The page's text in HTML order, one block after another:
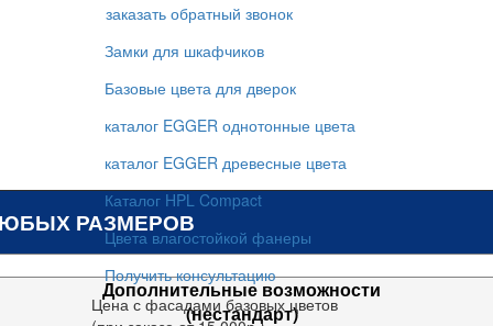
РАЗМЕРОВ
Дополнительные возможности
(нестандарт)
заказать обратный звонок
Замки для шкафчиков
Базовые цвета для дверок
каталог EGGER однотонные цвета
каталог EGGER древесные цвета
Каталог HPL Compact
Цвета влагостойкой фанеры
Получить консультацию
Цена с фасадами базовых цветов